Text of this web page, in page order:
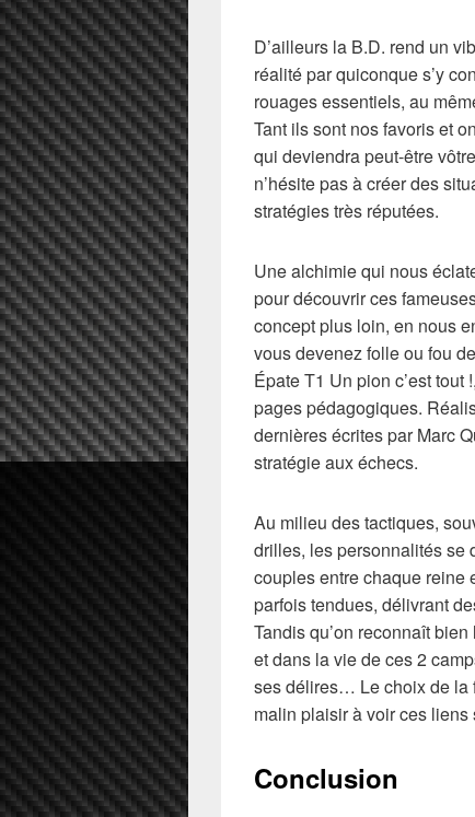
D’ailleurs la B.D. rend un
réalité par quiconque s’y
rouages essentiels, au
Tant ils sont nos favoris et
qui deviendra peut-être
n’hésite pas à créer des
stratégies très réputées.
Une alchimie qui nous
pour découvrir ces
concept plus loin, en nous
vous devenez folle ou fou
Épate T1 Un pion c’est tout
pages pédagogiques.
dernières écrites par Marc
stratégie aux échecs.
Au milieu des tactiques,
drilles, les personnalités se
couples entre chaque reine
parfois tendues, délivrant
Tandis qu’on reconnaît
et dans la vie de ces 2
ses délires… Le choix de la
malin plaisir à voir ces
Conclusion